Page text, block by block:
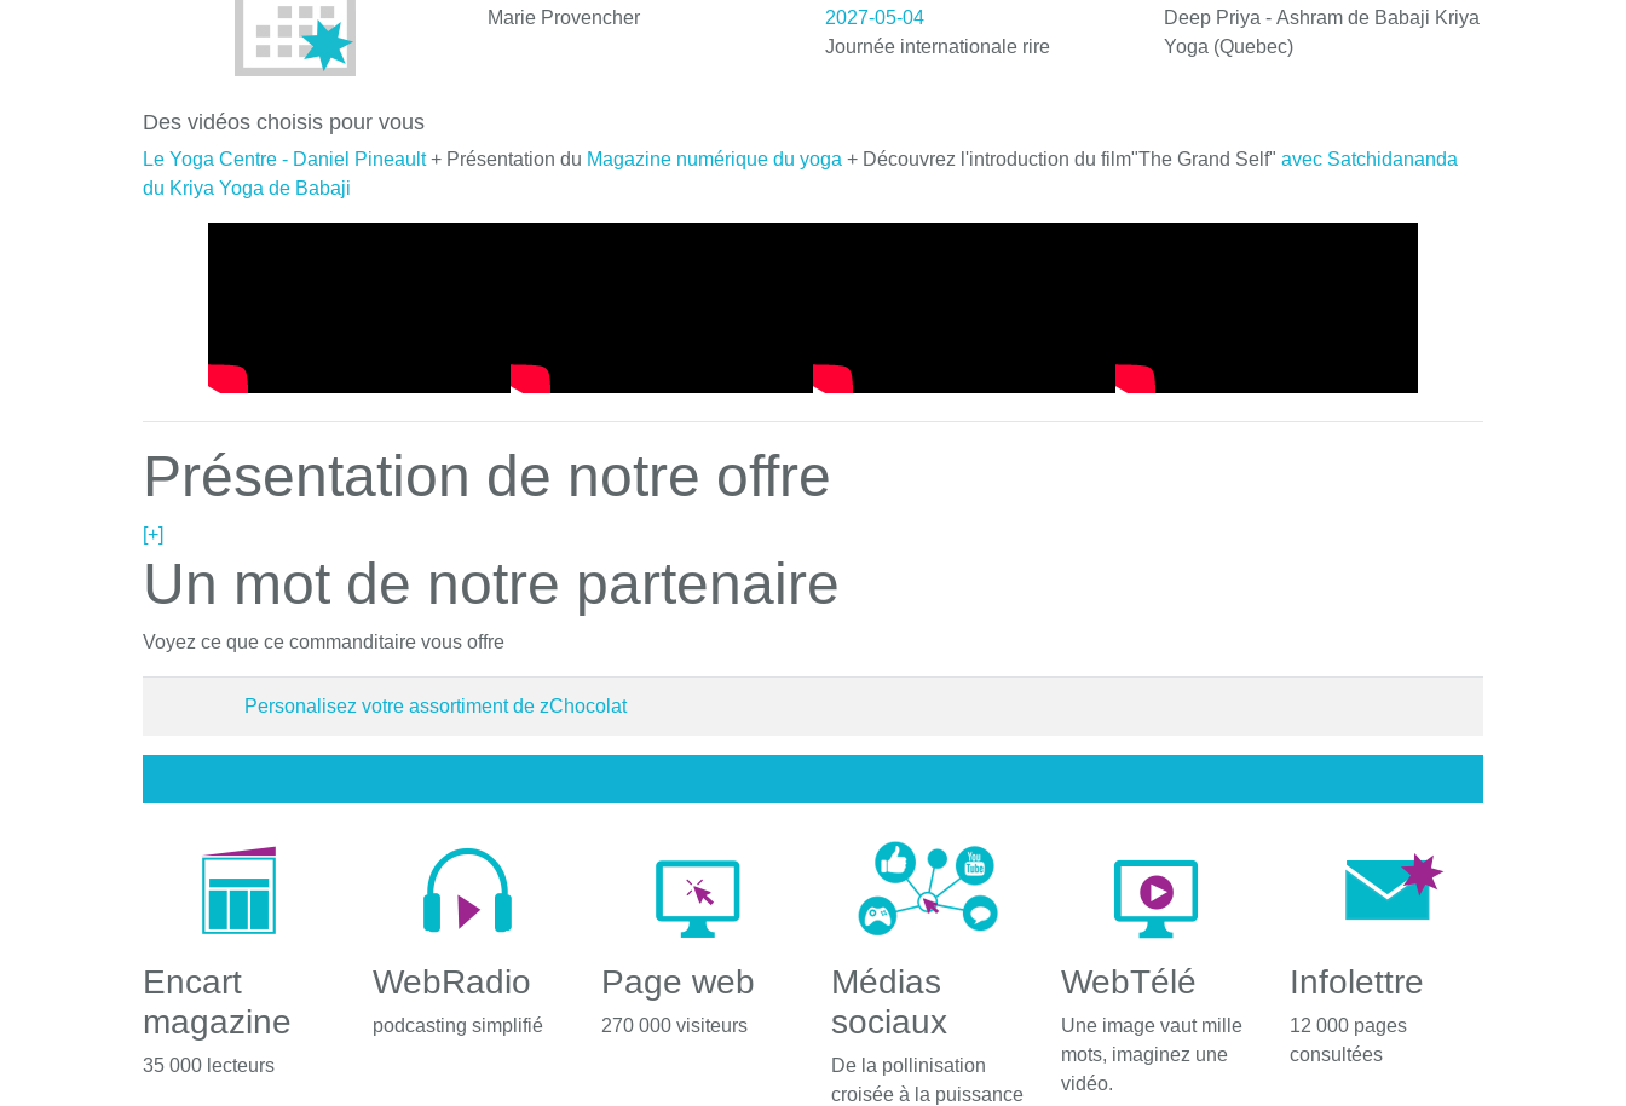
Marie Provencher
2027-05-04
Journée internationale rire
Deep Priya - Ashram de Babaji Kriya
Yoga (Quebec)
Des vidéos choisis pour vous
Le Yoga Centre - Daniel Pineault+ Présentation du Magazine numérique du yoga + Découvrez l'introduction du film"The Grand Self" avec Satchidananda
du Kriya Yoga de Babaji
Présentation de notre offre
[+]
Un mot de notre partenaire
Voyez ce que ce commanditaire vous offre
Personalisez votre assortiment de zChocolat
Encart
magazine
35 000 lecteurs
WebRadio
podcasting simplifié
Page web
270 000 visiteurs
Médias
sociaux
De la pollinisation
croisée à la puissance
WebTélé
Une image vaut mille
mots, imaginez une
vidéo.
Infolettre
12 000 pages
consultées